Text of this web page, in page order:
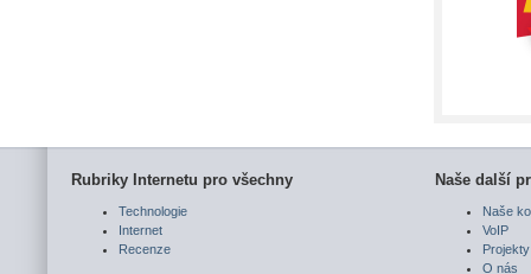
Rubriky Internetu pro všechny
Technologie
Internet
Recenze
Naše další
Naše
VoIP
Projekty
O nás